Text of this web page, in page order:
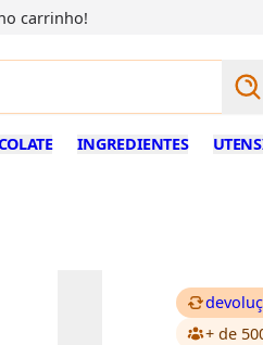
carrinho!
INGREDIENTES
+ de